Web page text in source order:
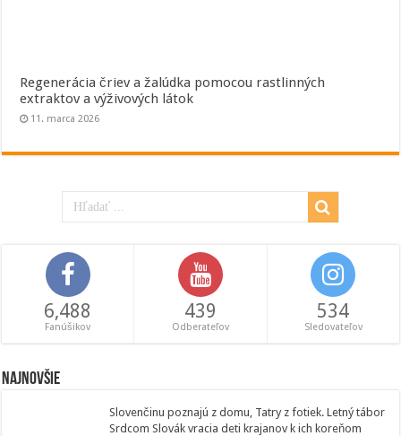
Regenerácia čriev a žalúdka pomocou rastlinných
extraktov a výživových látok
11. marca 2026
6,488
Fanúšikov
439
Odberateľov
534
Sledovateľov
Najnovšie
Slovenčinu poznajú z domu, Tatry z fotiek. Letný tábor
Srdcom Slovák vracia deti krajanov k ich koreňom